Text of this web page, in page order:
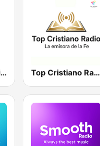
WNVM Nueva Vida 97.7 FM Top Cristiano Radio